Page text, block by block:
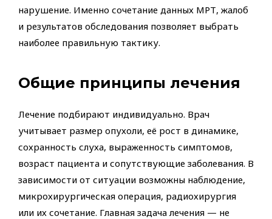
нарушение. Именно сочетание данных МРТ, жалоб
и результатов обследования позволяет выбрать
наиболее правильную тактику.
Общие принципы лечения
Лечение подбирают индивидуально. Врач
учитывает размер опухоли, её рост в динамике,
сохранность слуха, выраженность симптомов,
возраст пациента и сопутствующие заболевания. В
зависимости от ситуации возможны наблюдение,
микрохирургическая операция, радиохирургия
или их сочетание. Главная задача лечения — не